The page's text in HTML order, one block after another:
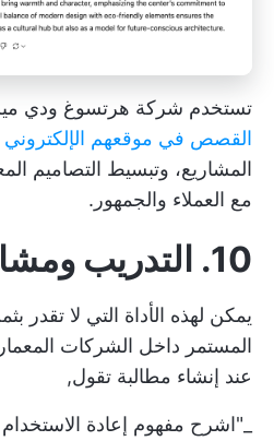
تستخدم شركة هرتسوغ ودي
القصص في موقعهم الإلكتروني
المشاريع، وتبسيط التصاميم
مع العملاء والجمهور.
10. التدريب ومشاركة المعرفة
يمكن لهذه الأداة التي لا تقدر
المستمر داخل الشركات
عند إنشاء مطالبة تقول,
_"اشرح مفهوم إعادة